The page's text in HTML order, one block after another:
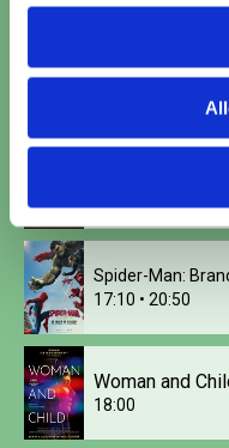
Toy Story 5 (2D
Paw Patrol: De
Spider-Man:
17:10 • 20:50
Woman and
18:00